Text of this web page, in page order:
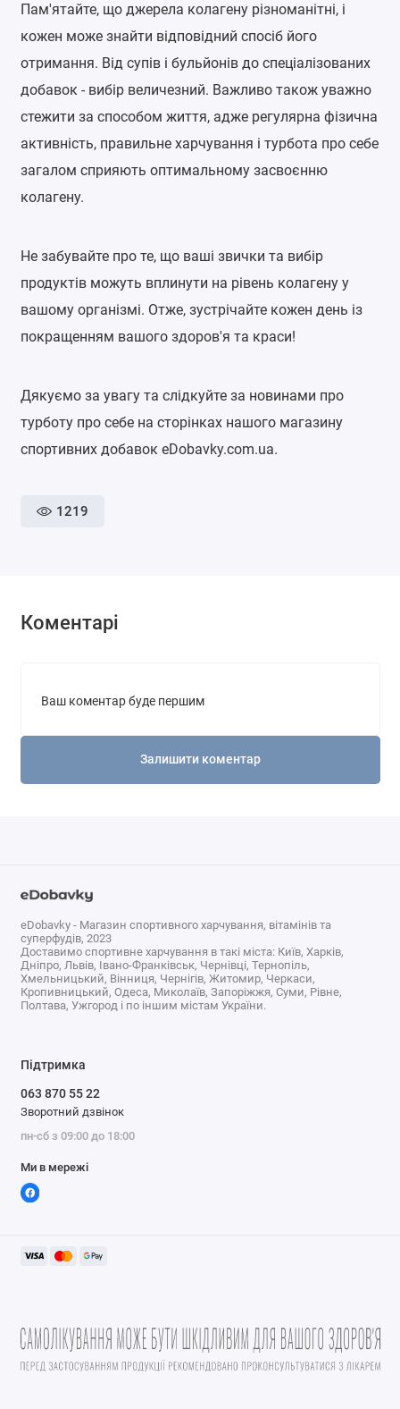
Пам'ятайте, що джерела колагену різноманітні, і
кожен може знайти відповідний спосіб його
отримання. Від супів і бульйонів до спеціалізованих
добавок - вибір величезний. Важливо також уважно
стежити за способом життя, адже регулярна фізична
активність, правильне харчування і турбота про себе
загалом сприяють оптимальному засвоєнню
колагену.
Не забувайте про те, що ваші звички та вибір
продуктів можуть вплинути на рівень колагену у
вашому організмі. Отже, зустрічайте кожен день із
покращенням вашого здоров'я та краси!
Дякуємо за увагу та слідкуйте за новинами про
турботу про себе на сторінках нашого магазину
спортивних добавок eDobavky.com.ua.
1219
Коментарі
Ваш коментар буде першим
Залишити коментар
eDobavky - Магазин спортивного харчування, вітамінів та
суперфудів, 2023
Доставимо спортивне харчування в такі міста: Київ, Харків,
Дніпро, Львів, Івано-Франківськ, Чернівці, Тернопіль,
Хмельницький, Вінниця, Чернігів, Житомир, Черкаси,
Кропивницький, Одеса, Миколаїв, Запоріжжя, Суми, Рівне,
Полтава, Ужгород і по іншим містам України.
Підтримка
063 870 55 22
Зворотний дзвінок
пн-сб з 09:00 до 18:00
Ми в мережі